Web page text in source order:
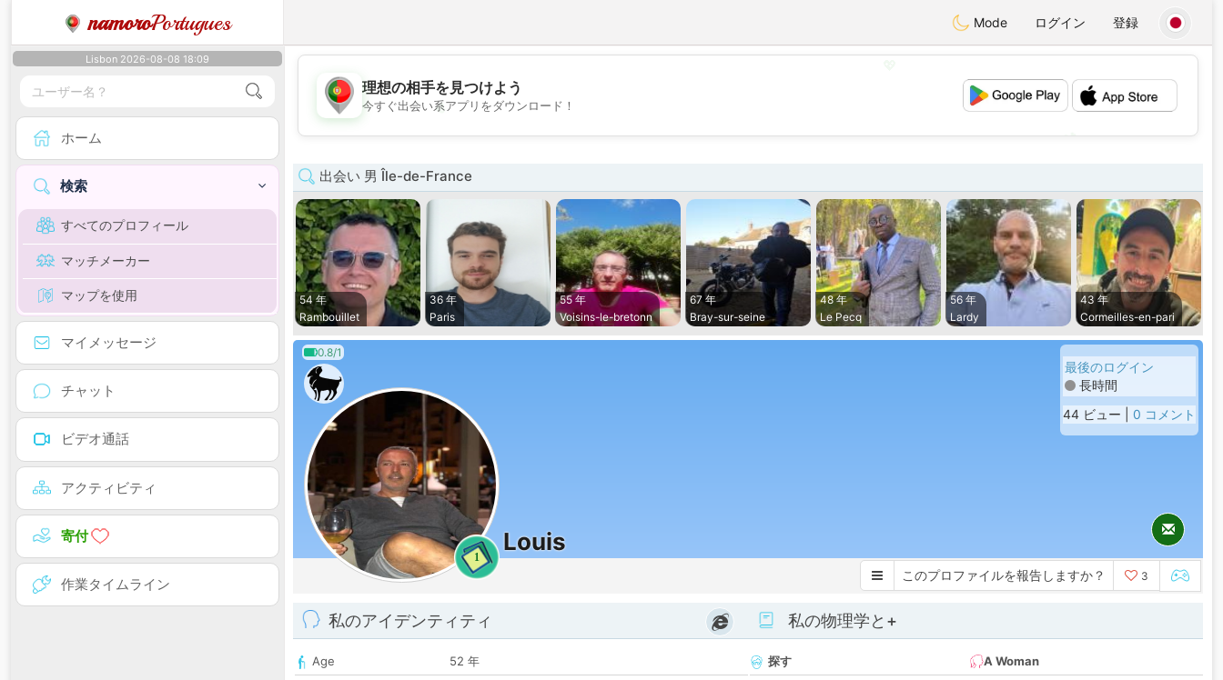
namoroPortugues Mode ログイン 登録
Lisbon 2026-08-08 18:09
ホーム
検索
すべてのプロフィール
マッチメーカー
マップを使用
マイメッセージ
チャット
ビデオ通話
アクティビティ
寄付
作業タイムライン
💖
💕
理想の相手を見つけよう
今すぐ出会い系アプリをダウンロード！
出会い 男 Île-de-France
54 年
Rambouillet
36 年
Paris
55 年
Voisins-le-bretonn
67 年
Bray-sur-seine
48 年
Le Pecq
56 年
Lardy
43 年
Cormeilles-en-pari
0.8/1
1
Louis
最後のログイン
長時間
44 ビュー | 0 コメント
このプロファイルを報告しますか？ 3
私のアイデンティティ
Age
52 年
私の物理学と+
探す
A Woman